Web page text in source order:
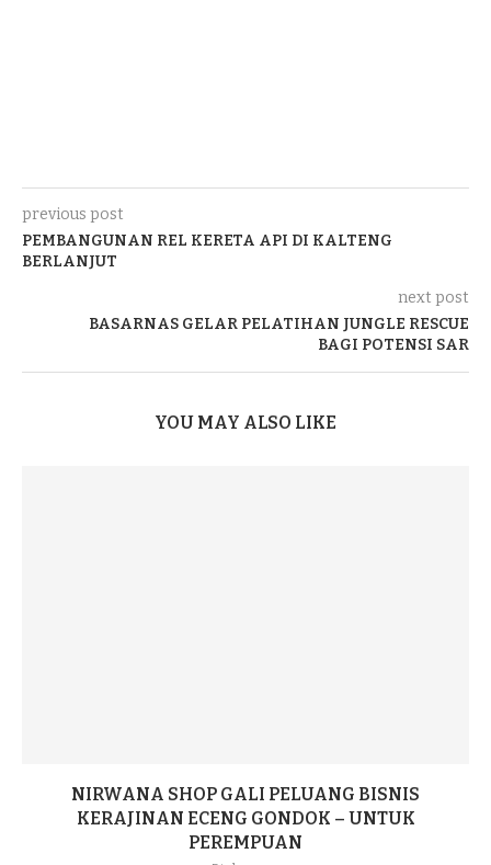
previous post
PEMBANGUNAN REL KERETA API DI KALTENG
BERLANJUT
next post
BASARNAS GELAR PELATIHAN JUNGLE RESCUE
BAGI POTENSI SAR
YOU MAY ALSO LIKE
NIRWANA SHOP GALI PELUANG BISNIS
KERAJINAN ECENG GONDOK – UNTUK
PEREMPUAN